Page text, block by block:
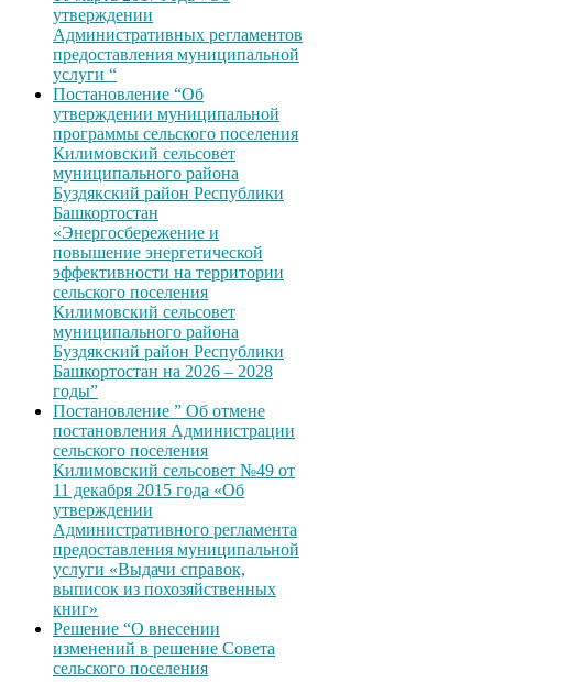
утверждении
Административных регламентов
предоставления муниципальной
услуги “
Постановление “Об
утверждении муниципальной
программы сельского поселения
Килимовский сельсовет
муниципального района
Буздякский район Республики
Башкортостан
«Энергосбережение и
повышение энергетической
эффективности на территории
сельского поселения
Килимовский сельсовет
муниципального района
Буздякский район Республики
Башкортостан на 2026 – 2028
годы”
Постановление ” Об отмене
постановления Администрации
сельского поселения
Килимовский сельсовет №49 от
11 декабря 2015 года «Об
утверждении
Административного регламента
предоставления муниципальной
услуги «Выдачи справок,
выписок из похозяйственных
книг»
Решение “О внесении
изменений в решение Совета
сельского поселения